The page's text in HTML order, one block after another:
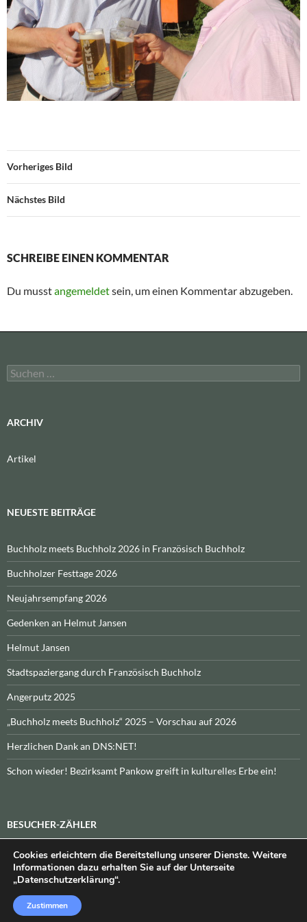
Vorheriges Bild
Nächstes Bild
SCHREIBE EINEN KOMMENTAR
Du musstangemeldetsein, um einen Kommentar abzugeben.
Suchen
nach:
ARCHIV
Artikel
NEUESTE BEITRÄGE
Buchholz meets Buchholz 2026 in Französisch Buchholz
Buchholzer Festtage 2026
Neujahrsempfang 2026
Gedenken an Helmut Jansen
Helmut Jansen
Stadtspaziergang durch Französisch Buchholz
Angerputz 2025
„Buchholz meets Buchholz“ 2025 – Vorschau auf 2026
Herzlichen Dank an DNS:NET!
Schon wieder! Bezirksamt Pankow greift in kulturelles Erbe ein!
BESUCHER-ZÄHLER
Heute:_\n\nInsgesamt:_
Datenschutzerklärung
Cookies erleichtern die Bereitstellung unserer Dienste. Weitere
Informationen dazu erhalten Sie auf der Unterseite
„Datenschutzerklärung“.
Zustimmen